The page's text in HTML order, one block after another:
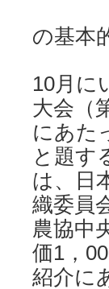
「
の基本
10月に
大会（
にあた
と題す
は、日
織委員
農協中
価1，
紹介に